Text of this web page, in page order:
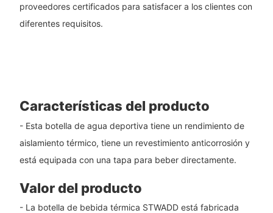
proveedores certificados para satisfacer a los clientes con
diferentes requisitos.
Características del producto
- Esta botella de agua deportiva tiene un rendimiento de
aislamiento térmico, tiene un revestimiento anticorrosión y
está equipada con una tapa para beber directamente.
Valor del producto
- La botella de bebida térmica STWADD está fabricada